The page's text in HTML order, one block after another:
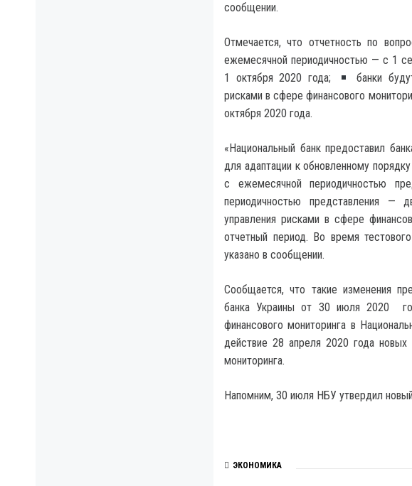
сообщении.
Отмечается, что отчетность по
ежемесячной периодичностью — с 1
1 октября 2020 года;
банки
рисками в сфере финансового
октября 2020 года.
«Национальный банк предоставил
для адаптации к обновленному
с ежемесячной периодичностью
периодичностью представления —
управления рисками в сфере
отчетный период. Во время
указано в сообщении.
Сообщается, что такие изменения
банка Украины от 30 июля 2020
финансового мониторинга в
действие 28 апреля 2020 года новых
мониторинга.
Напомним, 30 июля НБУ утвердил
ЭКОНОМИКА